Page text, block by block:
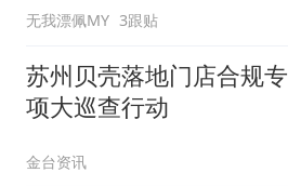
无我漂佩MY 3跟贴
苏州贝壳落地门店合规专
项大巡查行动
金台资讯